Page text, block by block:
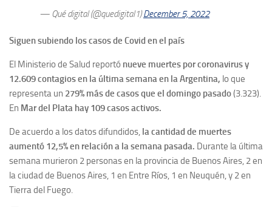
— Qué digital (@quedigital1)December 5, 2022
Siguen subiendo los casos de Covid en el país
El Ministerio de Salud reportó nueve muertes por coronavirus y
12.609 contagios en la última semana en la Argentina, lo que
representa un 279% más de casos que el domingo pasado(3.323).
En Mar del Plata hay 109 casos activos.
De acuerdo a los datos difundidos, la cantidad de muertes
aumentó 12,5% en relación a la semana pasada. Durante la última
semana murieron 2 personas en la provincia de Buenos Aires, 2 en
la ciudad de Buenos Aires, 1 en Entre Ríos, 1 en Neuquén, y 2 en
Tierra del Fuego.